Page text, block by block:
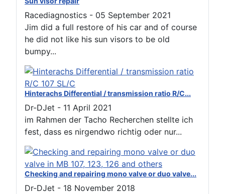
Racediagnostics - 05 September 2021
Jim did a full restore of his car and of course
he did not like his sun visors to be old
bumpy...
Hinterachs Differential / transmission ratio R/C...
Dr-DJet - 11 April 2021
im Rahmen der Tacho Recherchen stellte ich
fest, dass es nirgendwo richtig oder nur...
Checking and repairing mono valve or duo valve...
Dr-DJet - 18 November 2018